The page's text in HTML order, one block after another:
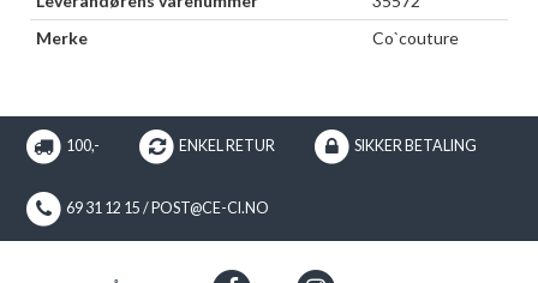
Merke
Co`couture
100,- ENKEL RETUR SIKKER BETALING
69 31 12 15 / POST@CE-CI.NO